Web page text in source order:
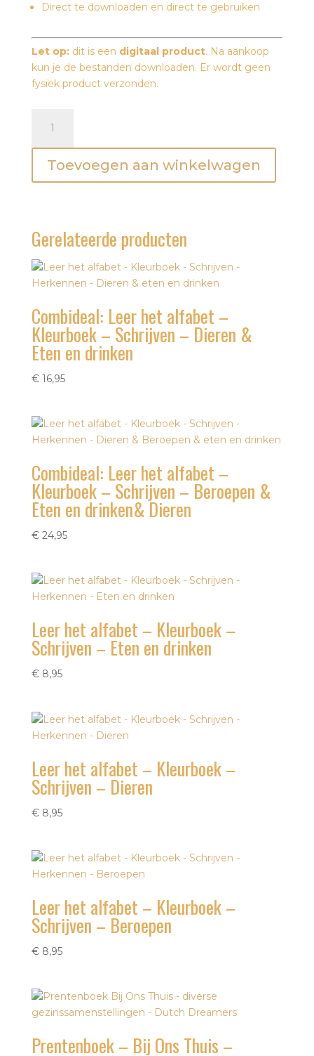
Direct te downloaden en direct te gebruiken
Let op:dit is een digitaal product. Na aankoop
kun je de bestanden downloaden. Er wordt geen
fysiek product verzonden.
Leer
het
alfabet
-
Schrijven
-
Beroepen
&
en
drinken
aantal
Toevoegen aan winkelwagen
Gerelateerde producten
Combideal: Leer het alfabet –
Kleurboek – Schrijven – Dieren &
Eten en drinken
€16,95
Combideal: Leer het alfabet –
Kleurboek – Schrijven – Beroepen &
Eten en drinken& Dieren
€24,95
Leer het alfabet – Kleurboek –
Schrijven – Eten en drinken
€8,95
Leer het alfabet – Kleurboek –
Schrijven – Dieren
€8,95
Leer het alfabet – Kleurboek –
Schrijven – Beroepen
€8,95
Prentenboek – Bij Ons Thuis –